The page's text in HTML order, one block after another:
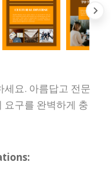
세요. 아름답고 전문
요구를 완벽하게 충